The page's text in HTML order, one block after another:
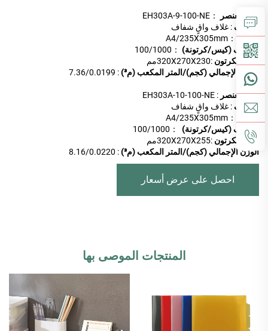
رقم العنصر
：EH303A-9-100-NE
الوصف : غلاف واقٍ شفاف
الحجم ：A4/235X305mm
التغليف (كيس/كرتونة)
：100/1000
حجم الكرتون :320X270X230مم
الوزن الإجمالي (كجم)/المتر المكعب (م³)
: 7.36/0.0199
رقم العنصر : EH303A-10-100-NE
الوصف : غلاف واقٍ شفاف
：A4/235X305mm
التغليف (كيس/كرتونة)
：100/1000
حجم الكرتون :320X270X255مم
الوزن الإجمالي (كجم)/المتر المكعب (م³)
: 8.16/0.0220
احصل على عرض أسعار
المنتجات الموصى بها